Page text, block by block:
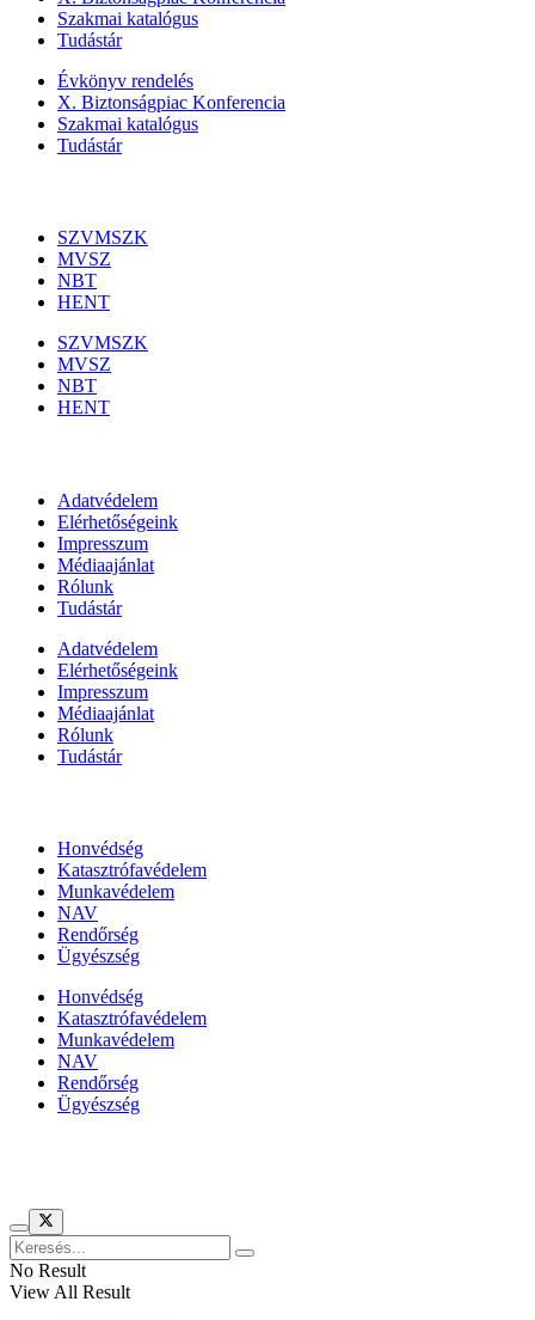
Szakmai katalógus
Tudástár
Évkönyv rendelés
X. Biztonságpiac Konferencia
Szakmai katalógus
Tudástár
SZVMSZK
MVSZ
NBT
HENT
SZVMSZK
MVSZ
NBT
HENT
Adatvédelem
Elérhetőségeink
Impresszum
Médiaajánlat
Rólunk
Tudástár
Adatvédelem
Elérhetőségeink
Impresszum
Médiaajánlat
Rólunk
Tudástár
Honvédség
Katasztrófavédelem
Munkavédelem
NAV
Rendőrség
Ügyészség
Honvédség
Katasztrófavédelem
Munkavédelem
NAV
Rendőrség
Ügyészség
No Result
View All Result